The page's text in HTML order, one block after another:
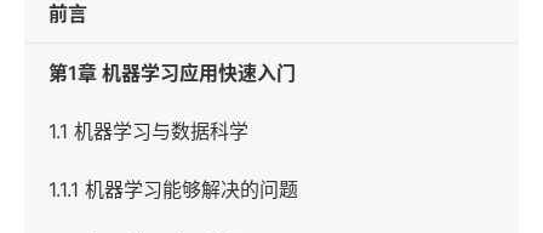
前言
第1章 机器学习应用快速入门
1.1 机器学习与数据科学
1.1.1 机器学习能够解决的问题